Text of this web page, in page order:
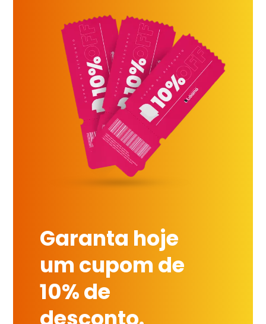
Garanta hoje
um cupom de
10% de